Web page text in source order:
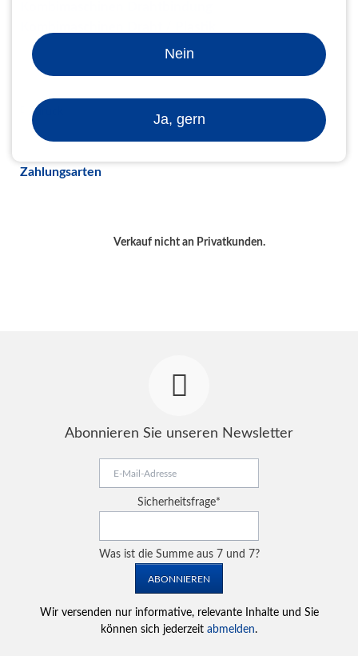
Zurück
Zahlungsarten
Verkauf nicht an Privatkunden.
Abonnieren Sie unseren Newsletter
Adresse
Pflichtfeld
Sicherheitsfrage*
Was ist die Summe aus 7 und 7?
ABONNIEREN
Wir versenden nur informative, relevante Inhalte und Sie
können sich jederzeit abmelden.
Nein
Ja, gern